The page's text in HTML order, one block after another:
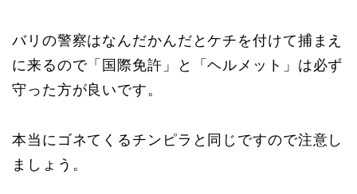
バリの警察はなんだかんだとケチを付けて捕まえ
に来るので「国際免許」と「ヘルメット」は必ず
守った方が良いです。
本当にゴネてくるチンピラと同じですので注意し
ましょう。